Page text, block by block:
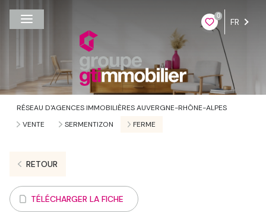
0
FR
RÉSEAU D'AGENCES IMMOBILIÈRES AUVERGNE-RHÔNE-ALPES
VENTE
SERMENTIZON FERME
RETOUR
TÉLÉCHARGER LA FICHE